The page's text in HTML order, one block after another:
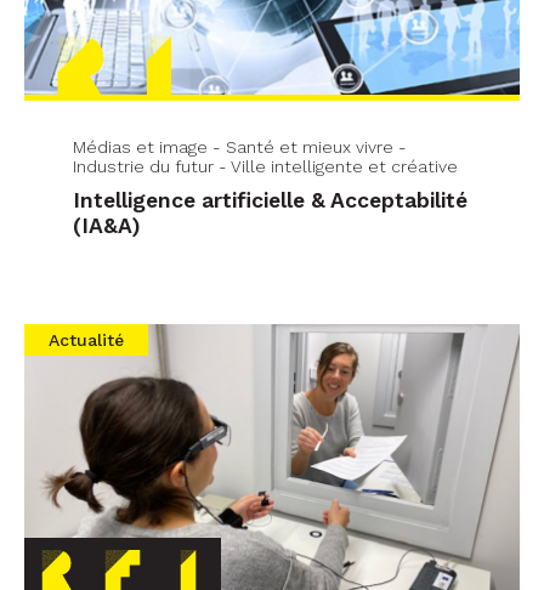
Médias et image - Santé et mieux vivre -
Industrie du futur - Ville intelligente et créative
Intelligence artificielle & Acceptabilité
(IA&A)
Actualité